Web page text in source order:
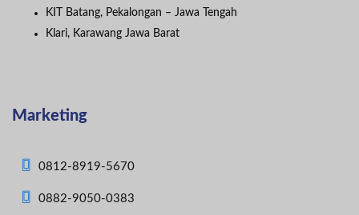
KIT Batang, Pekalongan – Jawa Tengah
Klari, Karawang Jawa Barat
Marketing
0812-8919-5670
0882-9050-0383